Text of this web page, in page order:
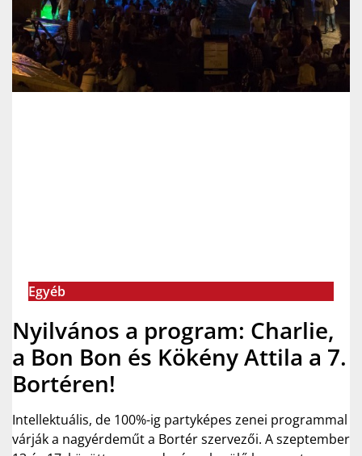
Egyéb
Nyilvános a program: Charlie,
a Bon Bon és Kökény Attila a 7.
Bortéren!
Intellektuális, de 100%-ig partyképes zenei programmal
várják a nagyérdeműt a Bortér szervezői. A szeptember